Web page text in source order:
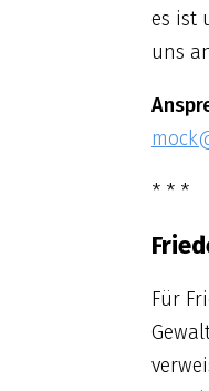
es ist
uns
* * *
Für